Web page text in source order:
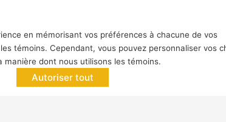
en mémorisant vos préférences à chacune de vos
témoins. Cependant, vous pouvez personnaliser vos
dont nous utilisons les témoins.
Autoriser tout